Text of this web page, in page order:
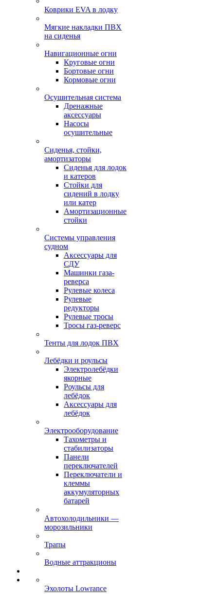
Коврики EVA в лодку
Мягкие накладки ПВХ
на сиденья
Навигационные огни
Круговые огни
Бортовые огни
Кормовые огни
Осушительная система
Дренажные
аксессуары
Насосы
осушительные
Сиденья, стойки,
амортизаторы
Сиденья для лодок
и катеров
Стойки для
сидений в лодку
или катер
Амортизационные
стойки
Системы управления
судном
Аксессуары для
СДУ
Машинки газа-
реверса
Рулевые колеса
Рулевые
редукторы
Рулевые тросы
Тросы газ-реверс
Тенты для лодок ПВХ
Лебёдки и роульсы
Электролебёдки
якорные
Роульсы для
лебёдок
Аксессуары для
лебёдок
Электрооборудование
Тахометры и
стабилизаторы
Панели
переключателей
Переключатели и
клеммы
аккумуляторных
батарей
Автохолодильники —
морозильники
Трапы
Водные аттракционы
Эхолоты Lowrance